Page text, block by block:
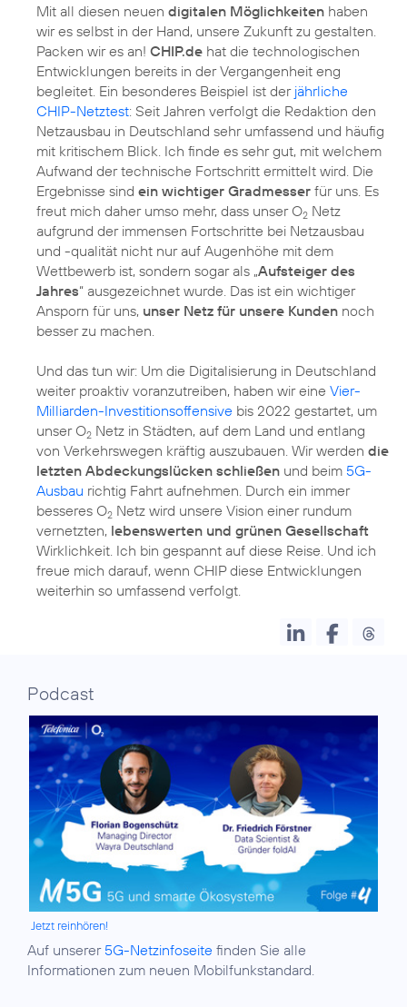
Mit all diesen neuen digitalen Möglichkeiten haben
wir es selbst in der Hand, unsere Zukunft zu gestalten.
Packen wir es an! CHIP.de hat die technologischen
Entwicklungen bereits in der Vergangenheit eng
begleitet. Ein besonderes Beispiel ist der jährliche
CHIP-Netztest: Seit Jahren verfolgt die Redaktion den
Netzausbau in Deutschland sehr umfassend und häufig
mit kritischem Blick. Ich finde es sehr gut, mit welchem
Aufwand der technische Fortschritt ermittelt wird. Die
Ergebnisse sind ein wichtiger Gradmesser für uns. Es
freut mich daher umso mehr, dass unser O2 Netz
aufgrund der immensen Fortschritte bei Netzausbau
und -qualität nicht nur auf Augenhöhe mit dem
Wettbewerb ist, sondern sogar als „Aufsteiger des
Jahres“ ausgezeichnet wurde. Das ist ein wichtiger
Ansporn für uns, unser Netz für unsere Kunden noch
besser zu machen.
Und das tun wir: Um die Digitalisierung in Deutschland
weiter proaktiv voranzutreiben, haben wir eine Vier-
Milliarden-Investitionsoffensive bis 2022 gestartet, um
unser O2 Netz in Städten, auf dem Land und entlang
von Verkehrswegen kräftig auszubauen. Wir werden die
letzten Abdeckungslücken schließen und beim 5G-
Ausbau richtig Fahrt aufnehmen. Durch ein immer
besseres O2 Netz wird unsere Vision einer rundum
vernetzten, lebenswerten und grünen Gesellschaft
Wirklichkeit. Ich bin gespannt auf diese Reise. Und ich
freue mich darauf, wenn CHIP diese Entwicklungen
weiterhin so umfassend verfolgt.
Podcast
Jetzt reinhören!
Auf unserer 5G-Netzinfoseite finden Sie alle
Informationen zum neuen Mobilfunkstandard.